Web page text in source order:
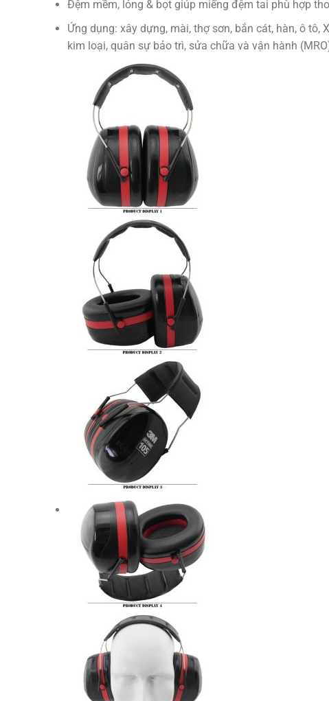
Đệm mềm, lỏng & bọt giúp miếng đệm tai phù hợp
Ứng dụng: xây dựng, mài, thợ sơn, bắn cát, hàn, ô
kim loại, quân sự bảo trì, sửa chữa và vận hành